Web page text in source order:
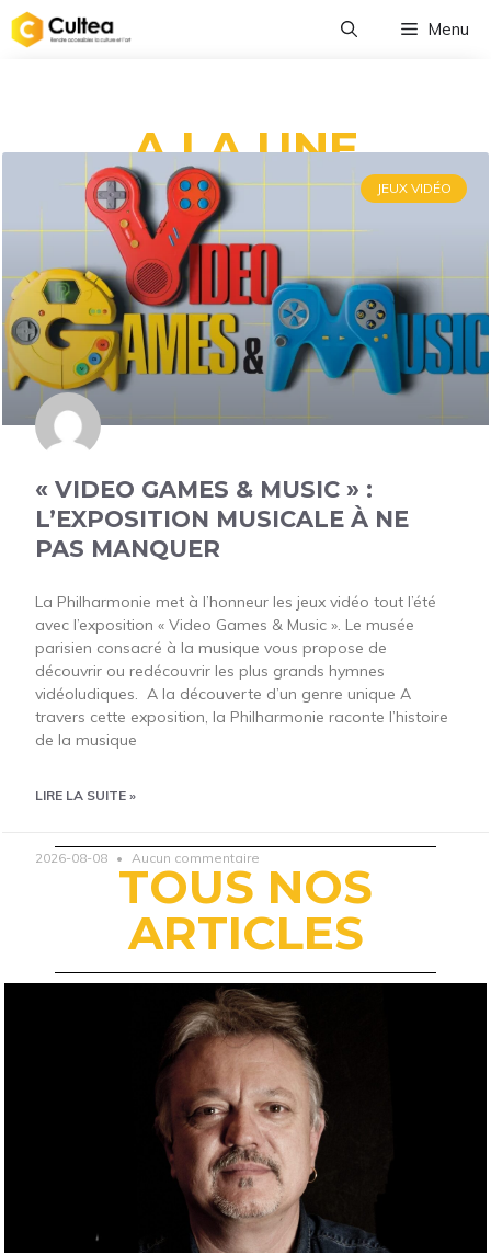
Menu
A LA UNE
JEUX VIDÉO
« VIDEO GAMES & MUSIC » :
L’EXPOSITION MUSICALE À NE
PAS MANQUER
La Philharmonie met à l’honneur les jeux vidéo tout l’été
avec l’exposition « Video Games & Music ». Le musée
parisien consacré à la musique vous propose de
découvrir ou redécouvrir les plus grands hymnes
vidéoludiques. A la découverte d’un genre unique A
travers cette exposition, la Philharmonie raconte l’histoire
de la musique
LIRE LA SUITE »
2026-08-08 Aucun commentaire
TOUS NOS
ARTICLES